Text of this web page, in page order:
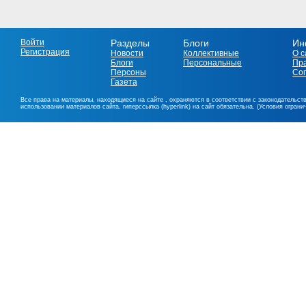
Войти
Регистрация
Разделы
Новости
Блоги
Персоны
Газета
Блоги
Коллективные
Персональные
О
Все права на материалы, находящиеся на сайте , охраняются в соответствии с
использовании материалов сайта, гиперссылка (hyperlink) на сайт обязательна. (Условия